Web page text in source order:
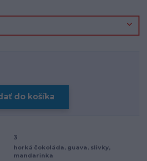
do košíka
3
horká čokoláda, guava, slivky,
mandarinka